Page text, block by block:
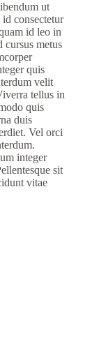
ut
consectetur
id leo in
cursus metus
quis
velit
tellus in
quis
duis
Vel orci
integer
sit
vitae